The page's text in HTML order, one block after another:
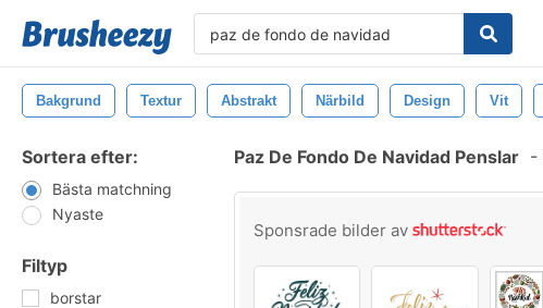
Bakgrund Textur Abstrakt Närbild Design Vit
Sortera efter:
Bästa matchning
Nyaste
Filtyp
borstar
Paz De Fondo De Navidad Penslar -
Sponsrade bilder av